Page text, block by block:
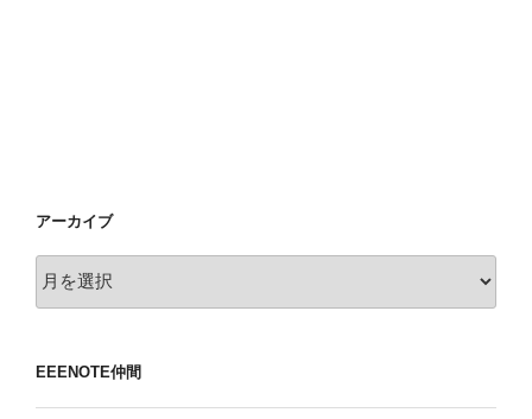
アーカイブ
ー
ブ
EEENOTE仲間